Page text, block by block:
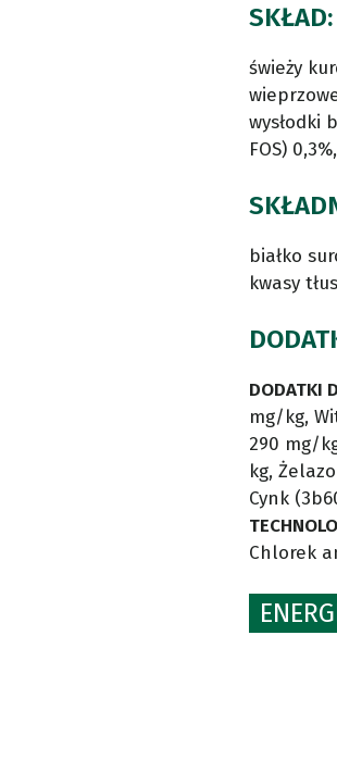
SKŁAD:
świeży
wysłodki
FOS)
białko
kwasy
DODATKI
mg/kg,
290 mg/
kg,
Cynk
Chlorek